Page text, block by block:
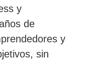
y
de
y
sin